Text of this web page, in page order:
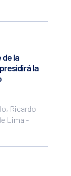
de la
la
Ricardo
Lima -